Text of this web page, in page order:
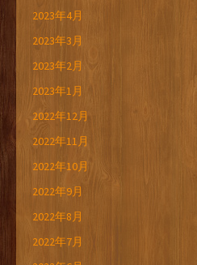
2023年4月
2023年3月
2023年2月
2023年1月
2022年12月
2022年11月
2022年10月
2022年9月
2022年8月
2022年7月